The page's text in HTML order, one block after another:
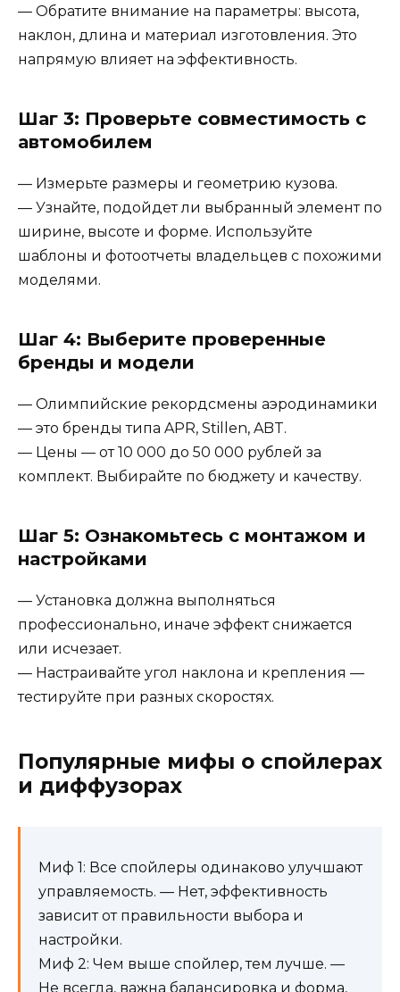
— Обратите внимание на параметры: высота,
наклон, длина и материал изготовления. Это
напрямую влияет на эффективность.
Шаг 3: Проверьте совместимость с
автомобилем
— Измерьте размеры и геометрию кузова.
— Узнайте, подойдет ли выбранный элемент по
ширине, высоте и форме. Используйте
шаблоны и фотоотчеты владельцев с похожими
моделями.
Шаг 4: Выберите проверенные
бренды и модели
— Олимпийские рекордсмены аэродинамики
— это бренды типа APR, Stillen, ABT.
— Цены — от 10 000 до 50 000 рублей за
комплект. Выбирайте по бюджету и качеству.
Шаг 5: Ознакомьтесь с монтажом и
настройками
— Установка должна выполняться
профессионально, иначе эффект снижается
или исчезает.
— Настраивайте угол наклона и крепления —
тестируйте при разных скоростях.
Популярные мифы о спойлерах
и диффузорах
Миф 1: Все спойлеры одинаково улучшают
управляемость. — Нет, эффективность
зависит от правильности выбора и
настройки.
Миф 2: Чем выше спойлер, тем лучше. —
Не всегда, важна балансировка и форма,